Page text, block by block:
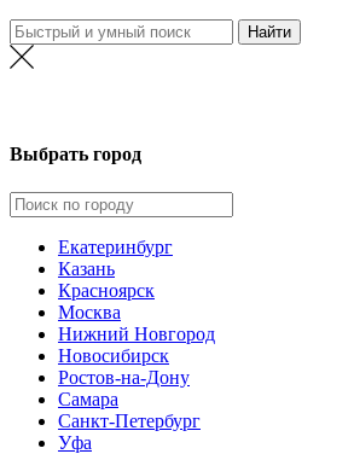
Выбрать город
Екатеринбург
Казань
Красноярск
Москва
Нижний Новгород
Новосибирск
Ростов-на-Дону
Самара
Санкт-Петербург
Уфа